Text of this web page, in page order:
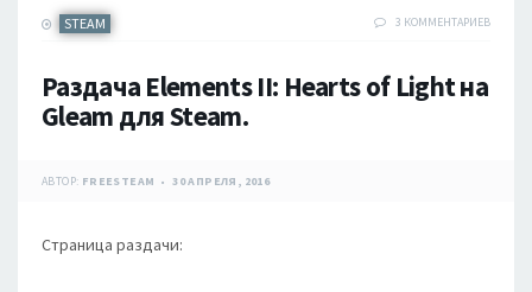
STEAM 3 КОММЕНТАРИЕВ
Раздача Elements II: Hearts of Light на
Gleam для Steam.
АВТОР: FREESTEAM 30 АПРЕЛЯ, 2016
Страница раздачи: